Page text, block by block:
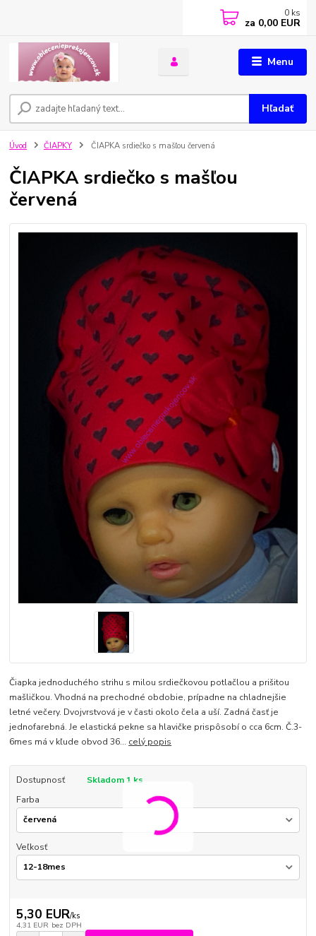
Menu
Hľadať
0 ks
za 0,00 EUR
Úvod ČIAPKY ČIAPKA srdiečko s mašľou červená
ČIAPKA srdiečko s mašľou
červená
Čiapka jednoduchého strihu s milou srdiečkovou potlačlou a prišitou
mašličkou. Vhodná na prechodné obdobie, prípadne na chladnejšie
letné večery. Dvojvrstvová je v časti okolo čela a uší. Zadná časť je
jednofarebná. Je elastická pekne sa hlavičke prispôsobí o cca 6cm. Č.3-
6mes má v kľude obvod 36... celý popis
Dostupnosť
Skladom 1 ks
Farba
Veľkosť
5,30 EUR/ks
4,31 EUR bez DPH